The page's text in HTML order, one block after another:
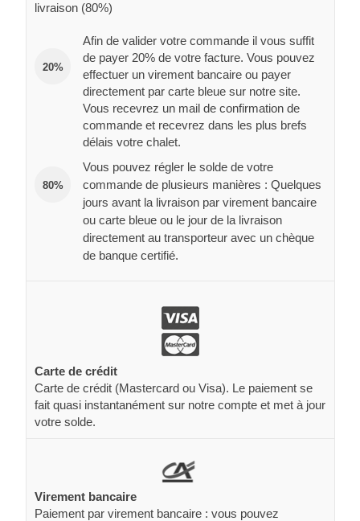
livraison (80%)
20%
Afin de valider votre commande il vous suffit
de payer 20% de votre facture. Vous pouvez
effectuer un virement bancaire ou payer
directement par carte bleue sur notre site.
Vous recevrez un mail de confirmation de
commande et recevrez dans les plus brefs
délais votre chalet.
80%
Vous pouvez régler le solde de votre
commande de plusieurs manières : Quelques
jours avant la livraison par virement bancaire
ou carte bleue ou le jour de la livraison
directement au transporteur avec un chèque
de banque certifié.
Carte de crédit
Carte de crédit (Mastercard ou Visa). Le paiement se
fait quasi instantanément sur notre compte et met à jour
votre solde.
Virement bancaire
Paiement par virement bancaire : vous pouvez